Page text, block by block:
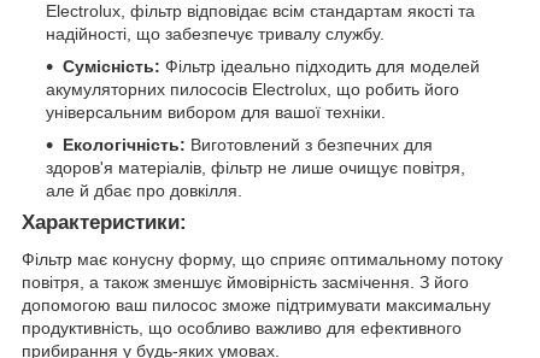
Electrolux, фільтр відповідає всім стандартам якості та
надійності, що забезпечує тривалу службу.
Сумісність: Фільтр ідеально підходить для моделей
акумуляторних пилососів Electrolux, що робить його
універсальним вибором для вашої техніки.
Екологічність: Виготовлений з безпечних для
здоров'я матеріалів, фільтр не лише очищує повітря,
але й дбає про довкілля.
Характеристики:
Фільтр має конусну форму, що сприяє оптимальному потоку
повітря, а також зменшує ймовірність засмічення. З його
допомогою ваш пилосос зможе підтримувати максимальну
продуктивність, що особливо важливо для ефективного
прибирання у будь-яких умовах.